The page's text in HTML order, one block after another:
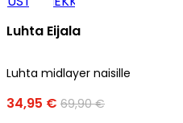
Luhta Eijala
Luhta midlayer naisille
34,95 € 69,90 €